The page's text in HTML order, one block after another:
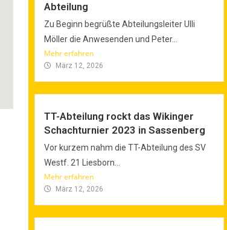
Abteilung
Zu Beginn begrüßte Abteilungsleiter Ulli
Möller die Anwesenden und Peter...
Mehr erfahren
März 12, 2026
TT-Abteilung rockt das Wikinger
Schachturnier 2023 in Sassenberg
Vor kurzem nahm die TT-Abteilung des SV
Westf. 21 Liesborn...
Mehr erfahren
März 12, 2026